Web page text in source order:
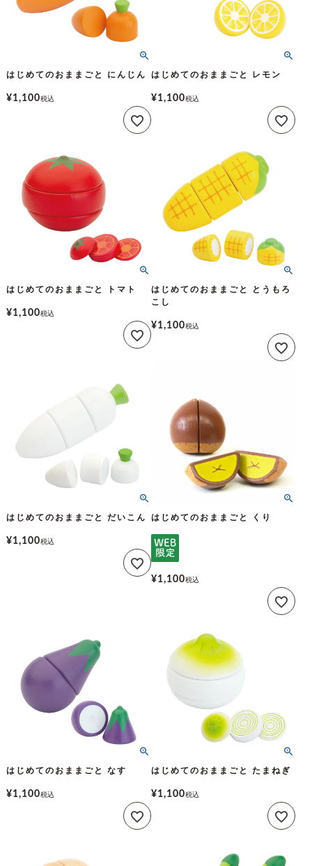
はじめてのおままごと にんじん
¥1,100税込
はじめてのおままごと レモン
¥1,100税込
はじめてのおままごと トマト
¥1,100税込
はじめてのおままごと とうもろ
こし
¥1,100税込
はじめてのおままごと だいこん
¥1,100税込
はじめてのおままごと くり
¥1,100税込
はじめてのおままごと なす
¥1,100税込
はじめてのおままごと たまねぎ
¥1,100税込